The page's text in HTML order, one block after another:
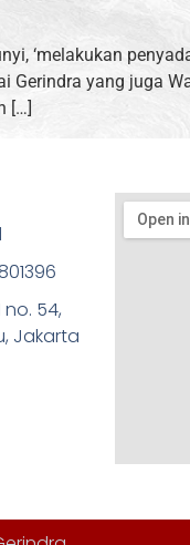
‘melakukan
Gerindra yang juga
[…]
no. 54,
Jakarta